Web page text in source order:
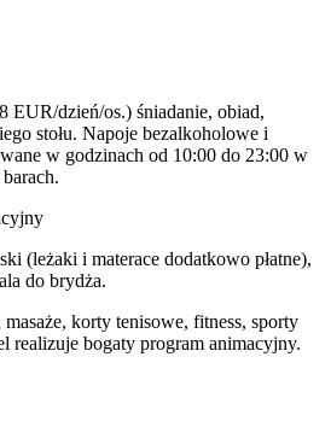
EUR/dzień/os.) śniadanie, obiad,
stołu. Napoje bezalkoholowe i
w godzinach od 10:00 do 23:00 w
(leżaki i materace dodatkowo płatne),
do brydża.
masaże, korty tenisowe, fitness, sporty
realizuje bogaty program animacyjny.